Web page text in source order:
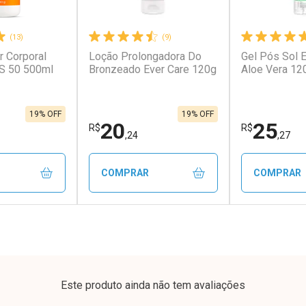
cada
cada
Ativar Desconto
Por R$ 189,90/cada
Por R$ 189,90/cada
Ativar
Por R$
Por R$
(13)
Corporal
50 500ml
19% OFF
(9)
Loção Prolongadora Do
Bronzeado Ever Care 120g
R$20,24
19% OFF
COMPRAR
Gel Pós Sol
Aloe Vera
R$25,27
COMPRAR
Este produto ainda não tem avaliações